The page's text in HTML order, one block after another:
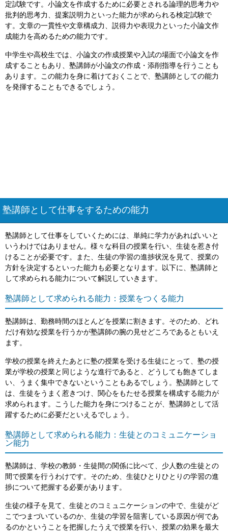
定試験です。小論文を作成するために必要とされる論理的思考力や
批判的思考力、提案説明力といった能力が求められる検定試験で
す。文章の一貫性や文章構成力、説得力や表現力といった小論文作
成能力を高めるための能力です。
中学生や高校生では、小論文の作成授業や入試の場面で小論文を作
成することもあり、塾講師が小論文の作成・添削指導を行うことも
あります。この能力を身に着けておくことで、塾講師としての能力
を発揮することもできるでしょう。
塾講師として仕事をするための能力
塾講師として仕事をしていくためには、単純に学力があればいいと
いうわけではありません。様々な科目の授業を行い、生徒を惹き付
けることが必要です。また、生徒の学習の進捗状況を見て、授業の
方針を決定するといった能力も必要となります。以下に、塾講師と
して求められる能力について解説していきます。
塾講師として求められる能力：授業をつくる能力
塾講師は、勤務時間のほとんどを授業に割きます。そのため、どれ
だけ有効な授業を行うかが塾講師の腕の見せどころであるともいえ
ます。
学校の授業を終えたあとに塾の授業を受ける生徒にとって、塾の授
業が学校の授業と同じような進行であると、どうしても飽きてしま
い、うまく集中できないということもあるでしょう。塾講師として
は、生徒をうまく惹きつけ、関心をもたせる授業を構成する能力が
求められます。こうした能力を身につけることが、塾講師として活
躍するために必要だといえるでしょう。
塾講師として求められる能力：生徒とのコミュニケーショ
ン能力
塾講師は、学校の教師・生徒間の関係に比べて、少人数の生徒との
間で授業を行うわけです。そのため、生徒ひとりひとりの学習の進
捗について把握する必要があります。
生徒の様子を見て、生徒とのコミュニケーションの中で、生徒がど
こでつまづいているのか、生徒の学習を阻害している原因が何であ
るのかということを把握したうえで授業を行い、授業の効果を最大